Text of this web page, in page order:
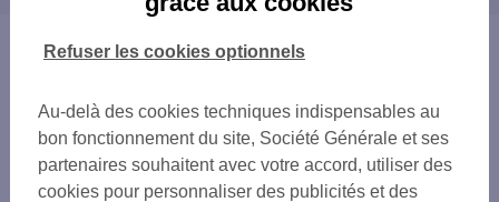
LE HAVRE
CSO LE HAVRE
CSO LE HAVRE 2
LE HAVRE 25 AV RENE COTY
LE HAVRE GRAVILLE
MONTIVILLIERS
Vous êtes ici : Accueil
le Havre
Distributeur/automate LE HAVRE A.BRIAND
Au-delà des cookies techniques indispensables au
bon fonctionnement du site, Société Générale et ses
partenaires souhaitent avec votre accord, utiliser des
cookies pour personnaliser des publicités et des
Refuser les cookies optionnels